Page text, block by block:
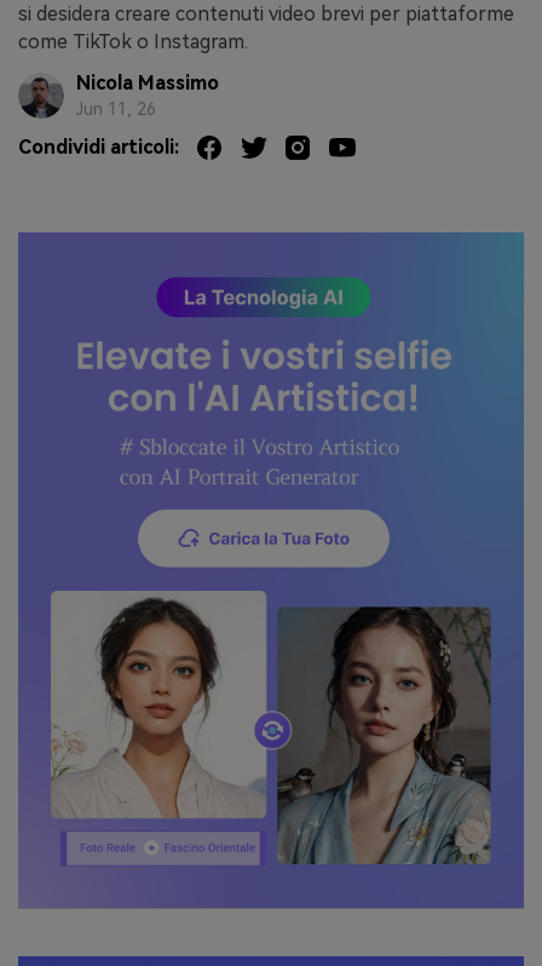
si desidera creare contenuti video brevi per piattaforme
come TikTok o Instagram.
Nicola Massimo
Jun 11, 26
Condividi articoli: